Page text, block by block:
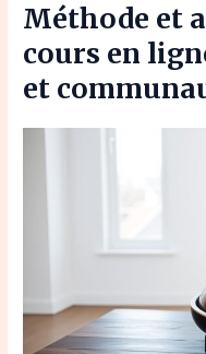
Méthode et
cours en
et